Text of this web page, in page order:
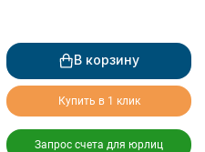
В корзину
Купить в 1 клик
Запрос счета для юрлиц